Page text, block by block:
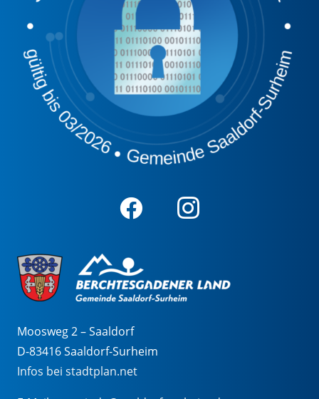
Moosweg 2 – Saaldorf
D-83416 Saaldorf-Surheim
Infos bei stadtplan.net